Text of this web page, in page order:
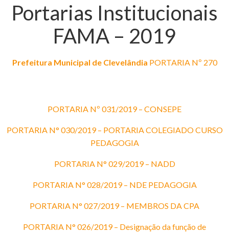
Portarias Institucionais
FAMA – 2019
Prefeitura Municipal de Clevelândia PORTARIA Nº 270
PORTARIA Nº 031/2019 – CONSEPE
PORTARIA N° 030/2019 – PORTARIA COLEGIADO CURSO
PEDAGOGIA
PORTARIA N° 029/2019 – NADD
PORTARIA N° 028/2019 – NDE PEDAGOGIA
PORTARIA N° 027/2019 – MEMBROS DA CPA
PORTARIA N° 026/2019 – Designação da função de